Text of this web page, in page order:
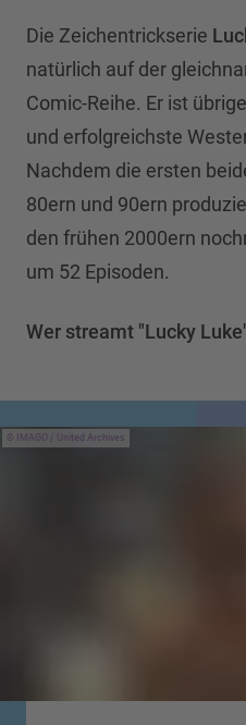
Die Zeichentrickserie
natürlich auf der
Comic-Reihe. Er ist
und erfolgreichste
Nachdem die ersten
80ern und 90ern
den frühen 2000ern
um 52 Episoden.
Wer streamt "Lucky
IMAGO / United Archives